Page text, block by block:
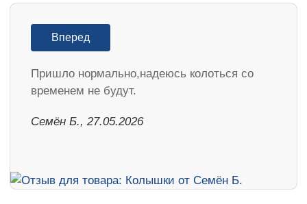
Вперед
Пришло нормально,надеюсь колоться со
временем не будут.
Семён Б., 27.05.2026